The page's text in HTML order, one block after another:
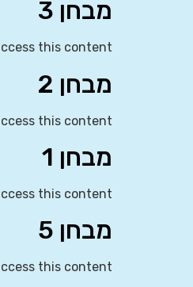
מבחן 3
this content
מבחן 2
this content
מבחן 1
this content
מבחן 5
this content